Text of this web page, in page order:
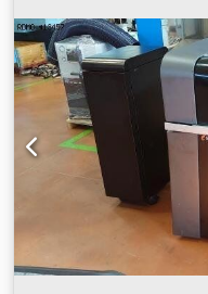
mm x 50 mm (μεσαίος)
(ψηλός) 250 mm x 250
0,025 - 0,05 mm ανά 25,4
ΠΛΕΟΝΕΚΤΗΜΑΤΑ:
Μέγιστη χωρητικότητα
250 x 250 mm (10 x 10 x
ακρίβεια Ανταλλάξιμες
δύο μεγεθών σημείων
συμβιβασμός μεταξύ
χαρακτηριστικών.
για τον ακριβή
Sprint για την
Συνδεσιμότητα cloud για